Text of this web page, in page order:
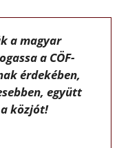
a magyar
a CÖF-
érdekében,
együtt
közjót!